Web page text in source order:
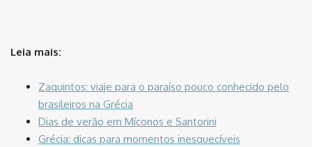
Leia mais:
Zaquintos: viaje para o paraíso pouco conhecido pelo
brasileiros na Grécia
Dias de verão em Míconos e Santorini
Grécia: dicas para momentos inesquecíveis